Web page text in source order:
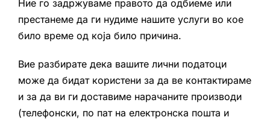
Ние го задржуваме правото да одбиеме или
престанеме да ги нудиме нашите услуги во кое
било време од која било причина.
Вие разбирате дека вашите лични податоци
може да бидат користени за да ве контактираме
и за да ви ги доставиме нарачаните производи
(телефонски, по пат на електронска пошта и